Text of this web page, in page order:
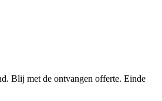
Blij met de ontvangen offerte. Einde